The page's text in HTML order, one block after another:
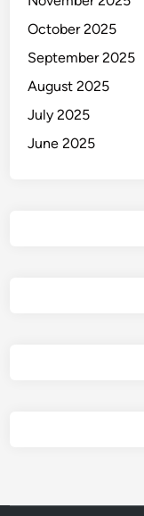
October 2025
September 2025
August 2025
July 2025
June 2025